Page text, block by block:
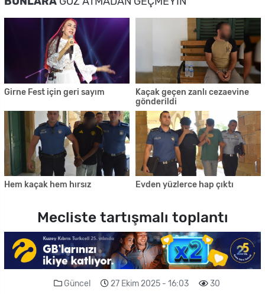
Girne Fest için geri sayım
Kaçak geçen zanlı cezaevine
gönderildi
Hem kaçak hem hırsız Evden yüzlerce hap çıktı
Mecliste tartışmalı toplantı
Güncel 27 Ekim 2025 - 16:03 30